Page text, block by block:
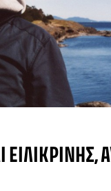
ΕΙΛΙΚΡΙΝΉΣ,